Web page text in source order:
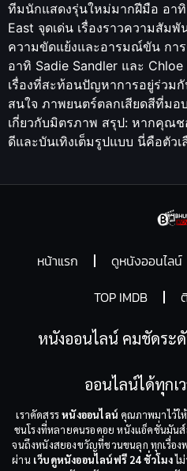
ทีมนักแสดงรุ่นใหม่มากฝีมือ อาทิ
East จุดเด่น เรื่องราวความสัม
ความขัดแย้งและอารมณ์ขัน กา
อาทิ Sadie Sandler และ
เรื่องที่สะท้อนปัญหาการอยู่ร่วม
สนใจ ภาพยนตร์ตลกเสียดสีที่มอ
เกี่ยวกับมิตรภาพ สรุป: หากคุณ
ดีและบันเทิงเต็มรูปแบบ นี่คือตัว
หน้าแรก ดูหนังออนไลน์
TOP IMDB
หนังออนไลน์ คมชัดระ
ออนไลน์ได้ทุกเ
เราคัดสรรหนังออนไลน์ คุณภาพมาไว้ใ
ชนโรงที่หลายคนรอคอย หนังแอ็คชั่นมันส์
จนถึงหนังสยองขวัญที่ชวนขนลุก ทุกเรื่อง
ผ่าน เว็บดูหนังออนไลน์ฟรี 24 ชั่วโมงไม่